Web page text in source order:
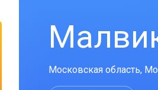
Московская область,